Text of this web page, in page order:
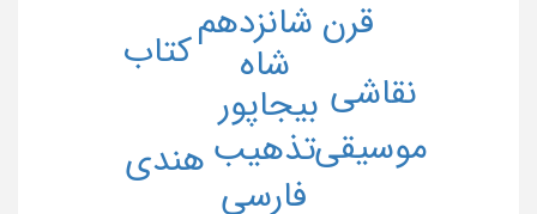
بیجاپور
تذهیب
شاه
فارسی
قرن شانزدهم
موسیقی
نقاشی
هندی
کتاب